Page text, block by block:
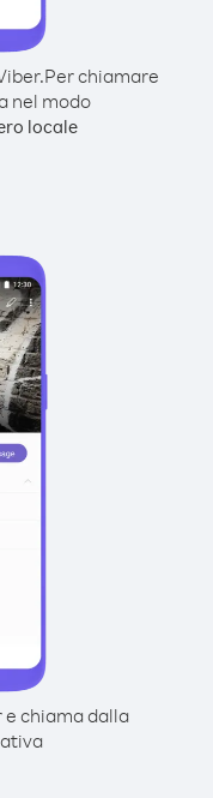
Per chiamare
nel modo
locale
e chiama dalla